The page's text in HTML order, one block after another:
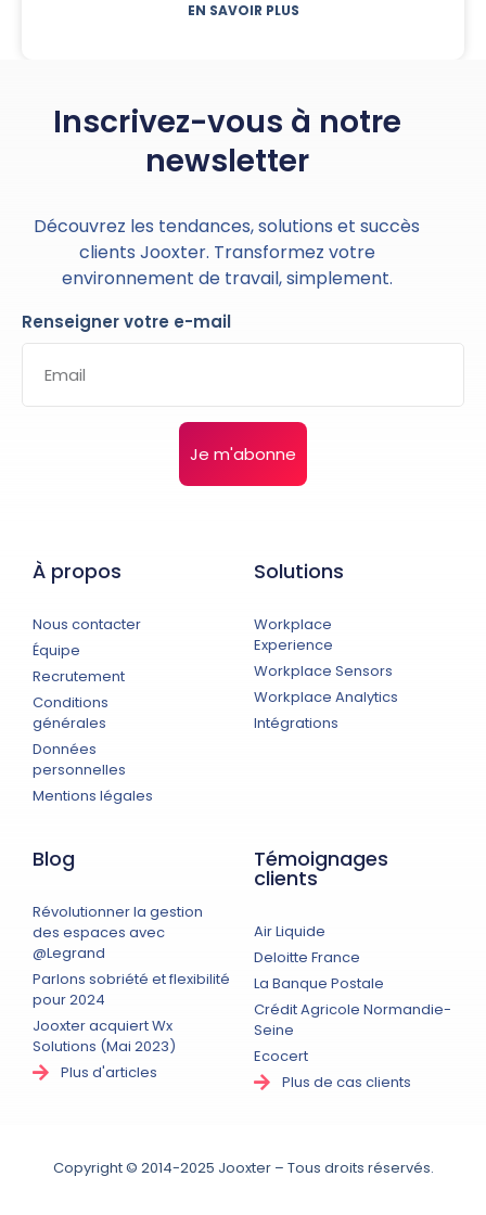
EN SAVOIR PLUS
Inscrivez-vous à notre
newsletter
Découvrez les tendances, solutions et succès
clients Jooxter. Transformez votre
environnement de travail, simplement.
Renseigner votre e-mail
Je m'abonne
À propos
Nous contacter
Équipe
Recrutement
Conditions
générales
Données
personnelles
Mentions légales
Solutions
Workplace
Experience
Workplace Sensors
Workplace Analytics
Intégrations
Blog
Révolutionner la gestion
des espaces avec
@Legrand
Parlons sobriété et flexibilité
pour 2024​
Jooxter acquiert Wx
Solutions (Mai 2023)
Plus d'articles
Témoignages
clients
Air Liquide
Deloitte France
La Banque Postale
Crédit Agricole Normandie-
Seine
Ecocert
Plus de cas clients
Copyright © 2014-2025 Jooxter – Tous droits réservés.